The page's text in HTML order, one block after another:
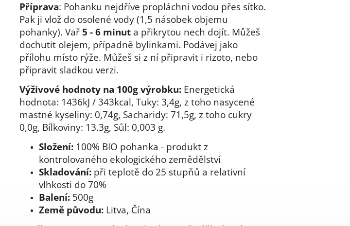
Příprava: Pohanku nejdříve propláchni vodou přes sítko.
Pak ji vlož do osolené vody (1,5 násobek objemu
pohanky). Vař 5 - 6 minut a přikrytou nech dojít. Můžeš
dochutit olejem, případně bylinkami. Podávej jako
přílohu místo rýže. Můžeš si z ní připravit i rizoto, nebo
připravit sladkou verzi.
Výživové hodnoty na 100g výrobku: Energetická
hodnota: 1436kJ / 343kcal, Tuky: 3,4g, z toho nasycené
mastné kyseliny: 0,74g, Sacharidy: 71,5g, z toho cukry
0,0g, Bílkoviny: 13.3g, Sůl: 0,003 g.
Složení: 100% BIO pohanka - produkt z
kontrolovaného ekologického zemědělství
Skladování: při teplotě do 25 stupňů a relativní
vlhkosti do 70%
Balení: 500g
Země původu: Litva, Čína